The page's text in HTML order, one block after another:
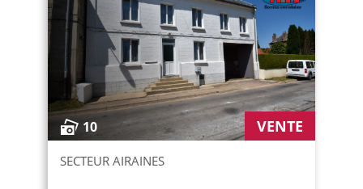
10 VENTE
SECTEUR AIRAINES